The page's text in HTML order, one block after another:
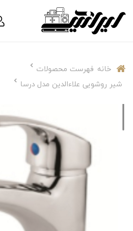
خانه فهرست محصولات
شیر روشویی علاءالدین مدل درسا